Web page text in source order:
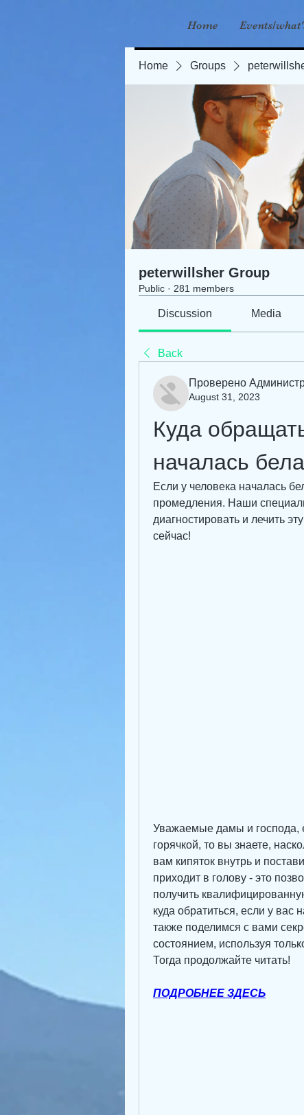
Home Events/
Home Groups
peterwillsher Group
Public · 281 members
Discussion Media
Back
Проверено
August 31, 2023
Куда
началась
Если у человека началась
промедления. Наши
диагностировать и лечить
сейчас!
Уважаемые дамы и господа,
горячкой, то вы знаете,
вам кипяток внутрь и
приходит в голову - это
получить
куда обратиться, если у вас
также поделимся с вами
состоянием, используя
Тогда продолжайте читать!
ПОДРОБНЕЕ ЗДЕСЬ